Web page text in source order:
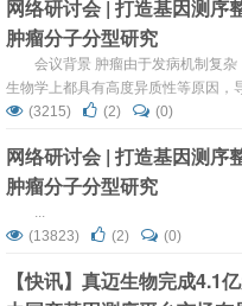
症分子生物学特征及其与临床表现、
性，为从传统的形态学分型转向精准
力的支撑，为个体化的精准医疗奠
现从...
网络研讨会 | 打造基因测序
肿瘤分子分型研究
会议背景 肿瘤由于发病机制复
生物学上都具有高度异质性等原因，
疾病进展、临床疗效、放化疗敏感性
症分子生物学特征及其与临床表现、
性，为从传统的形态学分型转向精准
实...
(3215) (2) (0)
网络研讨会 | 打造基因测序
肿瘤分子分型研究
...
(13823)
(2) (0)
【快讯】真迈生物完成4.1